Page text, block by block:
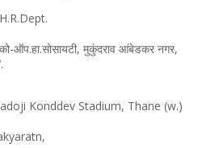
H.R.Dept.
ऑप.हा.सोसायटी, मुकुंदराव आंबेडकर नगर,
Konddev Stadium, Thane (w.)
Shakyaratn,